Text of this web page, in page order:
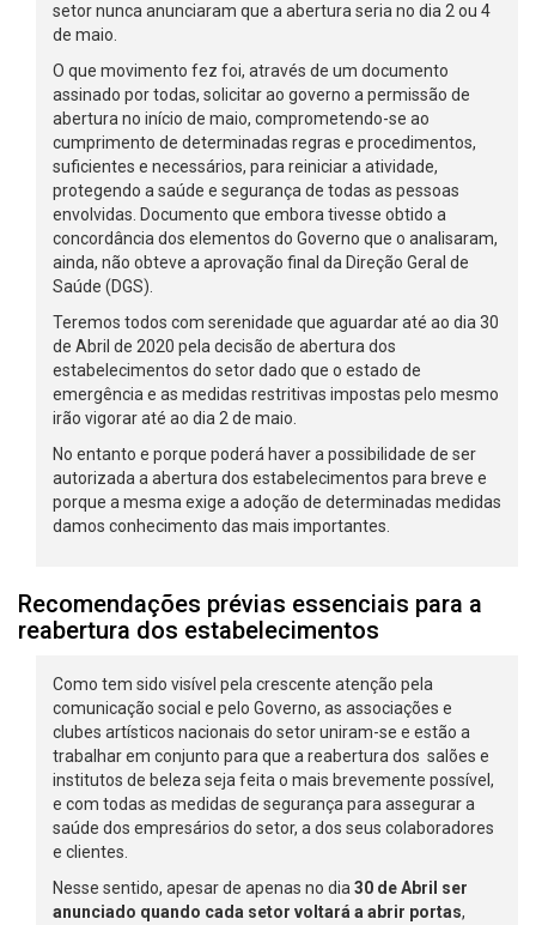
setor nunca anunciaram que a abertura seria no dia 2 ou 4
de maio.
O que movimento fez foi, através de um documento
assinado por todas, solicitar ao governo a permissão de
abertura no início de maio, comprometendo-se ao
cumprimento de determinadas regras e procedimentos,
suficientes e necessários, para reiniciar a atividade,
protegendo a saúde e segurança de todas as pessoas
envolvidas. Documento que embora tivesse obtido a
concordância dos elementos do Governo que o analisaram,
ainda, não obteve a aprovação final da Direção Geral de
Saúde (DGS).
Teremos todos com serenidade que aguardar até ao dia 30
de Abril de 2020 pela decisão de abertura dos
estabelecimentos do setor dado que o estado de
emergência e as medidas restritivas impostas pelo mesmo
irão vigorar até ao dia 2 de maio.
No entanto e porque poderá haver a possibilidade de ser
autorizada a abertura dos estabelecimentos para breve e
porque a mesma exige a adoção de determinadas medidas
damos conhecimento das mais importantes.
Recomendações prévias essenciais para a
reabertura dos estabelecimentos
Como tem sido visível pela crescente atenção pela
comunicação social e pelo Governo, as associações e
clubes artísticos nacionais do setor uniram-se e estão a
trabalhar em conjunto para que a reabertura dos salões e
institutos de beleza seja feita o mais brevemente possível,
e com todas as medidas de segurança para assegurar a
saúde dos empresários do setor, a dos seus colaboradores
e clientes.
Nesse sentido, apesar de apenas no dia 30 de Abril ser
anunciado quando cada setor voltará a abrir portas,